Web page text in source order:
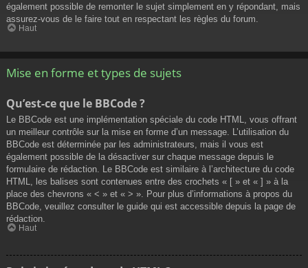
également possible de remonter le sujet simplement en y répondant, mais
assurez-vous de le faire tout en respectant les règles du forum.
Haut
Mise en forme et types de sujets
Qu’est-ce que le BBCode ?
Le BBCode est une implémentation spéciale du code HTML, vous offrant
un meilleur contrôle sur la mise en forme d’un message. L’utilisation du
BBCode est déterminée par les administrateurs, mais il vous est
également possible de la désactiver sur chaque message depuis le
formulaire de rédaction. Le BBCode est similaire à l’architecture du code
HTML, les balises sont contenues entre des crochets « [ » et « ] » à la
place des chevrons « < » et « > ». Pour plus d’informations à propos du
BBCode, veuillez consulter le guide qui est accessible depuis la page de
rédaction.
Haut